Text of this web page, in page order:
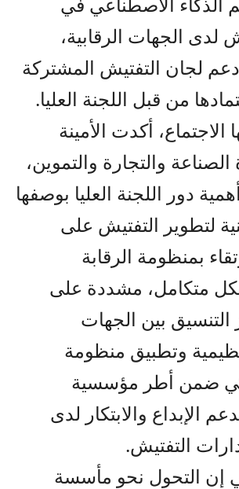
لدى الجهات الرقابية،
لجان التفتيش المشتركة
من قبل اللجنة العليا.
أكدت الأمينة
الصناعة والتجارة والتموين،
دور اللجنة العليا بوصفها
لتطوير التفتيش على
بمنظومة الرقابة
متكامل، مشددة على
بين الجهات
وتطبيق منظومة
ضمن أطر مؤسسية
الإبداع والابتكار لدى
التفتيش.
إن التحول نحو مأسسة